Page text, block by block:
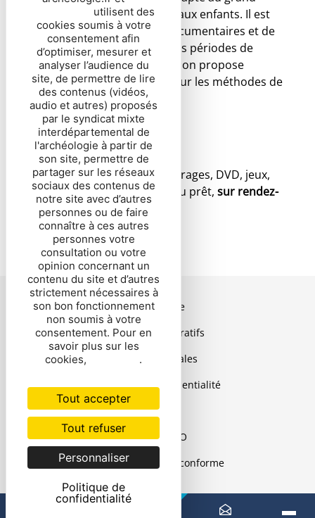
public et, particulièrement, aux enfants. Il est
composé d'ouvrages, de documentaires et de
DVD abordant les différentes périodes de
l’histoire humaine. Une section propose
également des ressources sur les méthodes de
l’archéologie.
Fonds jeunesse
Actuellement 800 titres (ouvrages, DVD, jeux,
revues...) sont disponibles au prêt, sur rendez-
vous.
Plan de site
Actes administratifs
Mentions légales
Politique de confidentialité
Cookies
Contact DPO
Accessibilité : non conforme
utilisent des
cookies soumis à votre
consentement afin
d’optimiser, mesurer et
analyser l’audience du
site, de permettre de lire
des contenus (vidéos,
audio et autres) proposés
par le syndicat mixte
interdépartemental de
l'archéologie à partir de
son site, permettre de
partager sur les réseaux
sociaux des contenus de
notre site avec d’autres
personnes ou de faire
connaître à ces autres
personnes votre
consultation ou votre
opinion concernant un
contenu du site et d’autres
strictement nécessaires à
son bon fonctionnement
non soumis à votre
consentement. Pour en
savoir plus sur les
cookies,
.
Tout accepter
Tout refuser
Personnaliser
Politique de
confidentialité